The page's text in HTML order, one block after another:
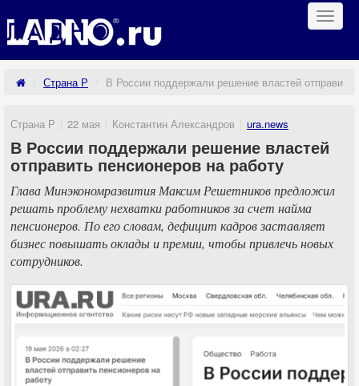
Страна Р В России поддержали решение властей отправить
Страна Р 22 мая Константин Александров ura.news
В России поддержали решение властей
отправить пенсионеров на работу
Глава Минэкономразвития Максим Решетников предложил
решать проблему нехватки работников за счет найма
пенсионеров. По его словам, дефицит кадров заставляет
бизнес повышать оклады и премии, чтобы привлечь новых
сотрудников.